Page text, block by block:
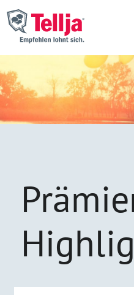
Champions
Kontakt
Alle Prämien